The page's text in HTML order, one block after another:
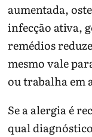
aumentada,
infecção ativa,
remédios
mesmo vale
ou trabalha em
Se a alergia é
qual